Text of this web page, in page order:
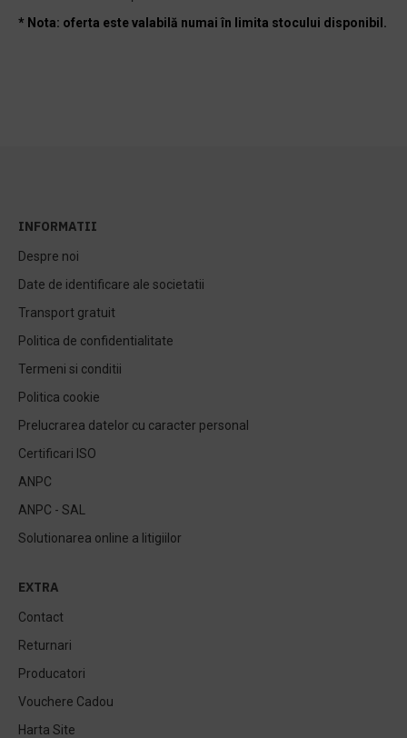
* Nota: oferta este valabilă numai în limita stocului disponibil.
INFORMATII
Despre noi
Date de identificare ale societatii
Transport gratuit
Politica de confidentialitate
Termeni si conditii
Politica cookie
Prelucrarea datelor cu caracter personal
Certificari ISO
ANPC
ANPC - SAL
Solutionarea online a litigiilor
EXTRA
Contact
Returnari
Producatori
Vouchere Cadou
Harta Site